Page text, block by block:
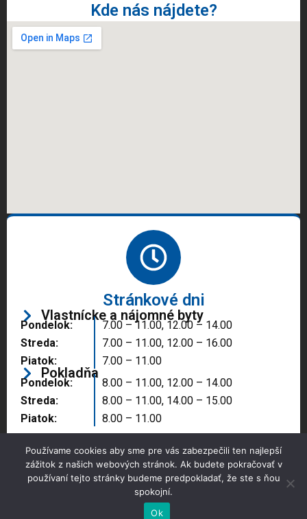
Kde nás nájdete?
Stránkové dni
Vlastnícke a nájomné byty
Pondelok:
Streda:
Piatok:
7.00 – 11.00, 12.00 – 14.00
7.00 – 11.00, 12.00 – 16.00
7.00 – 11.00
Pokladňa
Pondelok:
Streda:
Piatok:
8.00 – 11.00, 12.00 – 14.00
8.00 – 11.00, 14.00 – 15.00
8.00 – 11.00
Copyright © 2025 Správa majetku mesta, n.o.,
Partizánske
Používame cookies aby sme pre vás zabezpečili ten najlepší
zážitok z našich webových stránok. Ak budete pokračovať v
používaní tejto stránky budeme predpokladať, že ste s ňou
spokojní.
Ok